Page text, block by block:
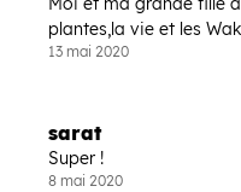
plantes,la vie et les
13 mai 2020
sarat
Super !
8 mai 2020